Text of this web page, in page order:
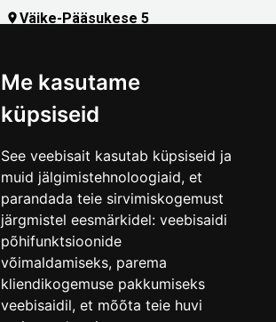
Me kasutame
küpsiseid
See veebisait kasutab küpsiseid ja
muid jälgimistehnoloogiaid, et
parandada teie sirvimiskogemust
järgmistel eesmärkidel: veebisaidi
põhifunktsioonide
võimaldamiseks, parema
kliendikogemuse pakkumiseks
veebisaidil, et mõõta teie huvi
Väike-Pääsukese 5
Tallinna Linnamuuseum
Vene 17